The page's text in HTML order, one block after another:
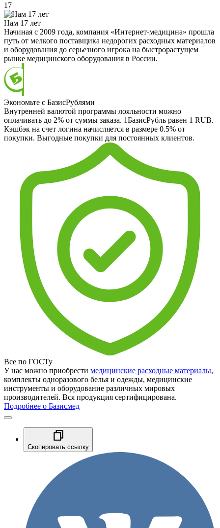
17
Нам 17 лет
Начиная с 2009 года, компания «Интернет-медицина» прошла
путь от мелкого поставщика недорогих расходных материалов
и оборудования до серьезного игрока на быстрорастущем
рынке медицинского оборудования в России.
Экономьте с БазисРублями
Внутренней валютой программы лояльности можно
оплачивать до 2% от суммы заказа. 1БазисРубль равен 1 RUB.
Кэшбэк на счет логина начисляется в размере 0.5% от
покупки. Выгодные покупки для постоянных клиентов.
Все по ГОСТу
У нас можно приобрести медицинские расходные материалы,
комплекты одноразового белья и одежды, медицинские
инструменты и оборудование различных мировых
производителей. Вся продукция сертифицирована.
Подробнее о Базисмед
Скопировать ссылку